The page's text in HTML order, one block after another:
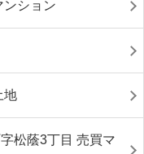
ンション
地
松蔭3丁目 売買マ